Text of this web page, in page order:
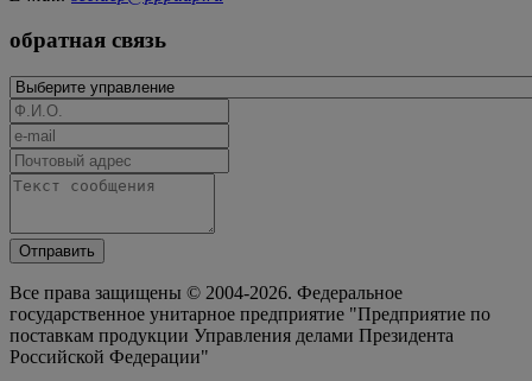
обратная связь
Отправить
Все права защищены © 2004-2026. Федеральное
государственное унитарное предприятие "Предприятие по
поставкам продукции Управления делами Президента
Российской Федерации"